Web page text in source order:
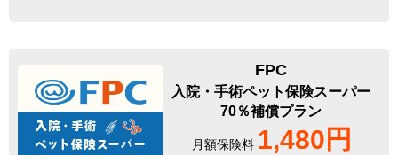
FPC
入院・手術ペット保険スーパー
70％補償プラン
月額保険料 1,480円